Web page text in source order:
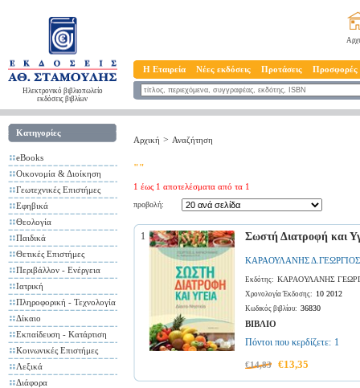
Ηλεκτρονικό βιβλιοπωλείο
εκδόσεις βιβλίων
Η Εταιρεία Νέες εκδόσεις Προτάσεις Προσφορές
Κατηγορίες
eBooks
Οικονομία & Διοίκηση
Γεωτεχνικές Επιστήμες
Εφηβικά
Θεολογία
Παιδικά
Θετικές Επιστήμες
Περιβάλλον - Ενέργεια
Ιατρική
Πληροφορική - Τεχνολογία
Δίκαιο
Εκπαίδευση - Κατάρτιση
Κοινωνικές Επιστήμες
Λεξικά
Διάφορα
Αρχική > Αναζήτηση
""
1 έως 1 αποτελέσματα από τα 1
προβολή:
1 Σωστή Διατροφή και
ΚΑΡΑΟΥΛΑΝΗΣ Δ.ΓΕΩΡΓΙΟΣ
Εκδότης: ΚΑΡΑΟΥΛΑΝΗΣ
Χρονολογία Έκδοσης: 10 2012
Κωδικός βιβλίου: 36830
ΒΙΒΛΙΟ
Πόντοι που κερδίζετε: 1
€14,83 €13,35